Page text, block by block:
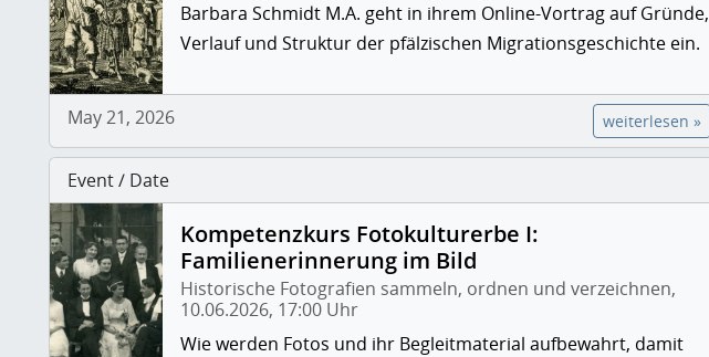
Barbara Schmidt M.A. geht in ihrem Online-Vortrag auf Gründe,
Verlauf und Struktur der pfälzischen Migrationsgeschichte ein.
May 21, 2026 weiterlesen »
Event / Date
Kompetenzkurs Fotokulturerbe I:
Familienerinnerung im Bild
Historische Fotografien sammeln, ordnen und verzeichnen,
10.06.2026, 17:00 Uhr
Wie werden Fotos und ihr Begleitmaterial aufbewahrt, damit